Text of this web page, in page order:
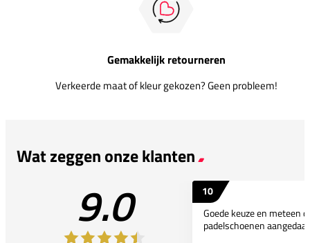
Gemakkelijk retourneren
Verkeerde maat of kleur gekozen? Geen probleem!
Wat zeggen onze klanten
9.0
10
Goede keuze en meteen
padelschoenen